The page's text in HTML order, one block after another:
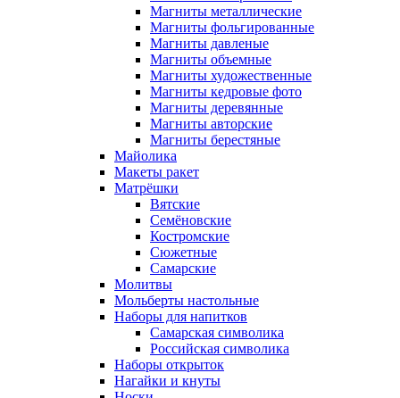
Магниты металлические
Магниты фольгированные
Магниты давленые
Магниты объемные
Магниты художественные
Магниты кедровые фото
Магниты деревянные
Магниты авторские
Магниты берестяные
Майолика
Макеты ракет
Матрёшки
Вятские
Семёновские
Костромские
Сюжетные
Самарские
Молитвы
Мольберты настольные
Наборы для напитков
Самарская символика
Российская символика
Наборы открыток
Нагайки и кнуты